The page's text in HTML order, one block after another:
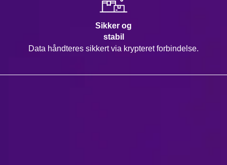
Sikker og
stabil
Data håndteres sikkert via krypteret forbindelse.